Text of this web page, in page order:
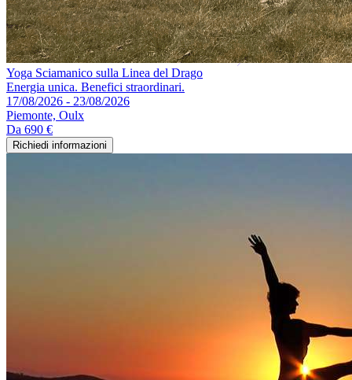
Yoga Sciamanico sulla Linea del Drago
Energia unica. Benefici straordinari.
17/08/2026 - 23/08/2026
Piemonte, Oulx
Da 690 €
Richiedi informazioni